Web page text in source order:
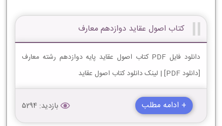
کتاب اصول عقاید دوازدهم معارف
دانلود فایل PDF کتاب اصول عقاید پایه دوازدهم رشته معارف
[دانلود PDF] | لینک دانلود کتاب اصول عقاید
+ ادامه مطلب بازدید: 5294